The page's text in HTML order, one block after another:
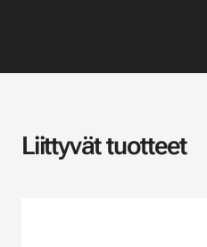
Liittyvät tuotteet